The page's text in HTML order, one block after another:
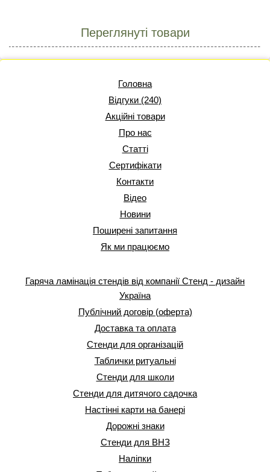
Переглянуті товари
Головна
Відгуки (240)
Акційні товари
Про нас
Статті
Сертифікати
Контакти
Відео
Новини
Поширені запитання
Як ми працюємо
Гаряча ламінація стендів від компанії Стенд - дизайн
Україна
Публічний договір (оферта)
Доставка та оплата
Стенди для організацій
Таблички ритуальні
Стенди для школи
Стенди для дитячого садочка
Настінні карти на банері
Дорожні знаки
Стенди для ВНЗ
Наліпки